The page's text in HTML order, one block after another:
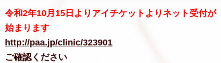
令和2年10月15日よりアイチケットよりネット受付が
始まります
http://paa.jp/clinic/323901
ご確認ください